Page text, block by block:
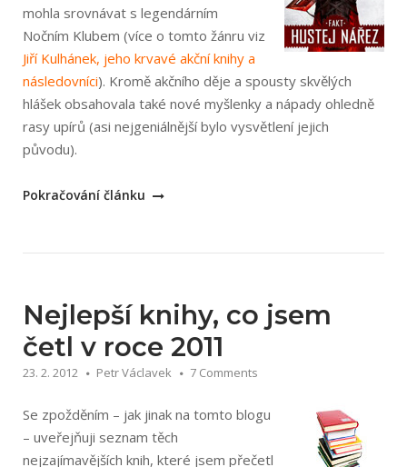
mohla srovnávat s legendárním
Nočním Klubem (více o tomto žánru viz
Jiří Kulhánek, jeho krvavé akční knihy a
následovníci). Kromě akčního děje a spousty skvělých
hlášek obsahovala také nové myšlenky a nápady ohledně
rasy upírů (asi nejgeniálnější bylo vysvětlení jejich
původu).
„František
Pokračování článku
Nejlepší knihy, co jsem
četl v roce 2011
23. 2. 2012 Petr Václavek 7 Comments
Se zpožděním – jak jinak na tomto blogu
– uveřejňuji seznam těch
nejzajímavějších knih, které jsem přečetl